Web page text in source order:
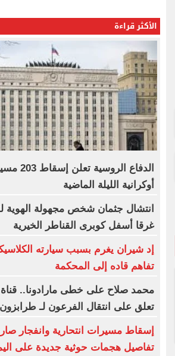
الأكثر قراءة
الدفاع الروسية
أوكرانية الليلة الماضية
انتشال جثمان شخص مجهولة
غرقا أسفل كوبرى القناطر الخيرية
إد شيران يغرم بسبب سيارته
تفاهم قاده إلى المحكمة
محمد صلاح على خطى مارادونا.. قناة
تعلق على انتقال الفرعون لـ طرابزون
إسقاط مسيرات انتحارية وانفجار
تفاصيل هجمات حوثية جديدة على